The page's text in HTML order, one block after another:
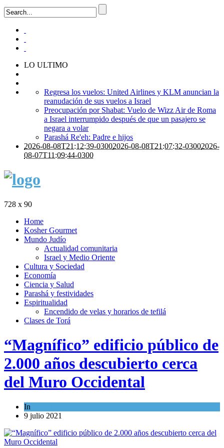
LO ULTIMO
Regresa los vuelos: United Airlines y KLM anuncian la
reanudación de sus vuelos a Israel
Preocupación por Shabat: Vuelo de Wizz Air de Roma
a Israel interrumpido después de que un pasajero se
negara a volar
Parashá Re'eh: Padre e hijos
2026-08-08T21:12:39-03002026-08-08T21:07:32-03002026-
08-07T11:09:44-0300
728 x 90
Home
Kosher Gourmet
Mundo Judío
Actualidad comunitaria
Israel y Medio Oriente
Cultura y Sociedad
Economía
Ciencia y Salud
Parashá y festividades
Espiritualidad
Encendido de velas y horarios de tefilá
Clases de Torá
“Magnífico” edificio público de
2.000 años descubierto cerca
del Muro Occidental
In
9 julio 2021